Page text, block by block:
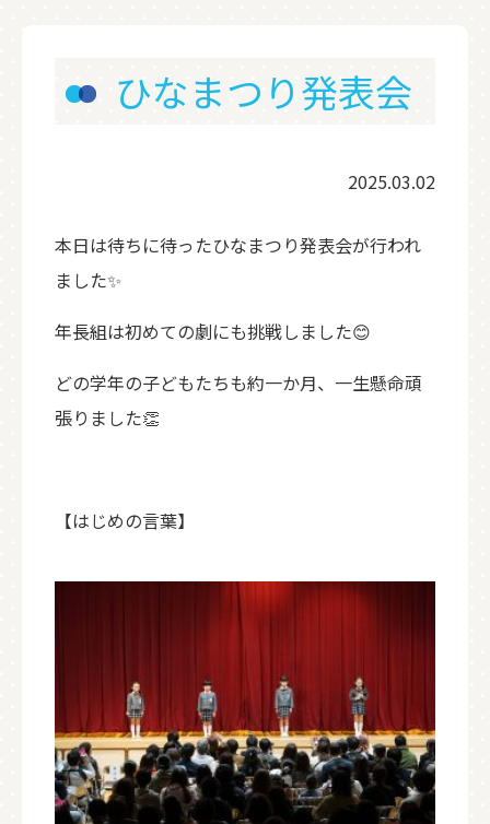
ひなまつり発表会
2025.03.02
本日は待ちに待ったひなまつり発表会が行われ
ました✨
年長組は初めての劇にも挑戦しました😊
どの学年の子どもたちも約一か月、一生懸命頑
張りました👏
【はじめの言葉】